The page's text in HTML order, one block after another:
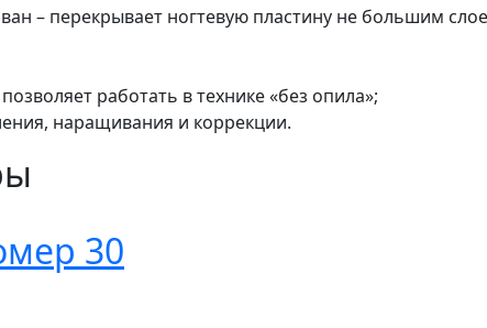
– перекрывает ногтевую пластину не большим
работать в технике «без опила»;
наращивания и коррекции.
30